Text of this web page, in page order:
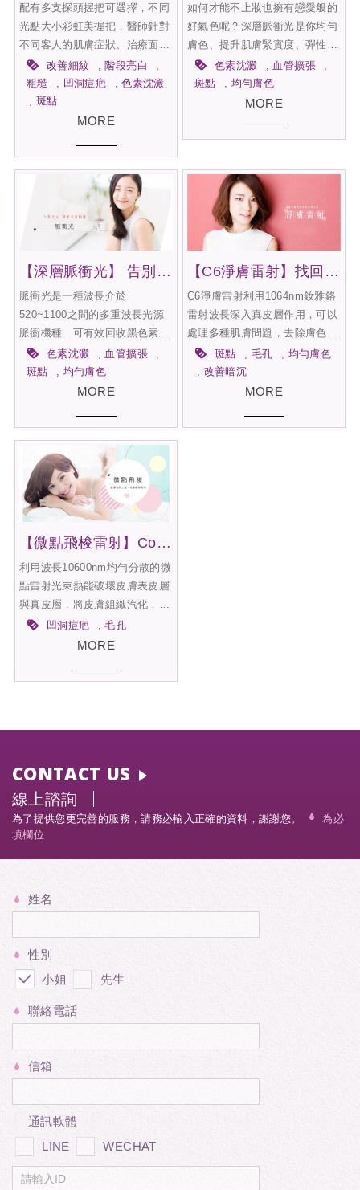
其他部位汗水增多，現在有更好
的永久性治療選擇，改善腋下多
汗與異味，清新微波miraDry微
波熱能除汗術是目前治療腋下多
汗症最新且安全的方式。
配有多支探頭握把可選擇，不同
光點大小彩虹美握把，醫師針對
不同客人的肌膚症狀、治療面
積、深度，不同適應症對症下
藥，提亮膚質、深淺斑點、凹洞
痘疤、縮小毛孔、眼下細紋、悔
恨刺青，選擇複合式的彩虹握把
改善細紋
階段亮白
粗糙
凹洞痘疤
色素沈澱
斑點
MORE
如何才能不上妝也擁有戀愛般的
好氣色呢？深層脈衝光是你均勻
膚色、提升肌膚緊實度、彈性度
首選。治療時間短效果顯著，術
後可立即上妝、平日可照常上班
不影響生活作息。深層脈衝光能
般光采潔淨膚質，讓你今天的肌
色素沈澱
血管擴張
斑點
均勻膚色
MORE
【深層脈衝光】 告別我的小雀斑！！
脈衝光是一種波長介於
520~1100之間的多重波長光源
脈衝機種，可有效回收黑色素及
紅色素，特別針對淺層斑及血管
絲具有立即性的效果，利用改良
式脈衝光學技術經一低溫導光晶
同的皮膚問題給予不同波段的雷
射光治療，特殊低溫冰晶探頭降
低了雷射光所產生的不舒適感，
產生的熱能刺激真皮膠
色素沈澱
血管擴張
斑點
均勻膚色
MORE
【C6淨膚雷射】找回你的淨白光美肌
C6淨膚雷射利用1064nm釹雅鉻
雷射波長深入真皮層作用，可以
處理多種肌膚問題，去除膚色不
均、移除角質、刺激膠原蛋白，
在可控制的能量下低痛感、無傷
口，術後免恢復期，助你找回透
斑點 毛孔
均勻膚色
改善暗沉
MORE
【微點飛梭雷射】Co2 Laser，我的完美無暇肌
利用波長10600nm均勻分散的微
點雷射光束熱能破壞皮膚表皮層
與真皮層，將皮膚組織汽化，並
刺激皮膚再生原理，來達到治療
的效果，智能設定光點傳導分佈
凹洞痘疤 毛孔
MORE
CONTACT US
線上諮詢
為了提供您更完善的服務，請務必輸入正確的資料，謝謝您。
為必
填欄位
姓名
性別
小姐
先生
聯絡電話
信箱
通訊軟體
LINE
WECHAT